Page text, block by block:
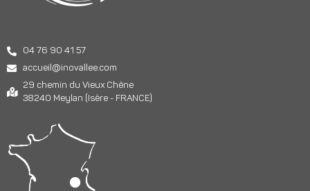
04 76 90 41 57
accueil@inovallee.com
29 chemin du Vieux Chêne
38240 Meylan (Isère - FRANCE)